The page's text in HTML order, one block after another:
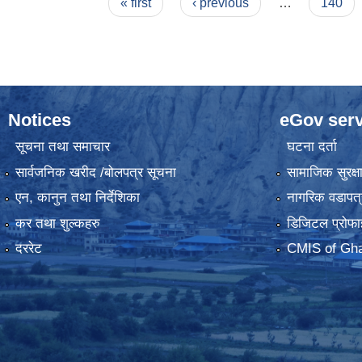
« first ‹ previous … 140
Notices
सूचना तथा समाचार
सार्वजनिक खरीद /बोलपत्र सूचना
एन, कानुन तथा निर्देशिका
कर तथा शुल्कहरु
दररेट
eGov
घटना दर्ता
सामाजिक सुरक्षा
नागरिक
डिजिटल
CMIS of